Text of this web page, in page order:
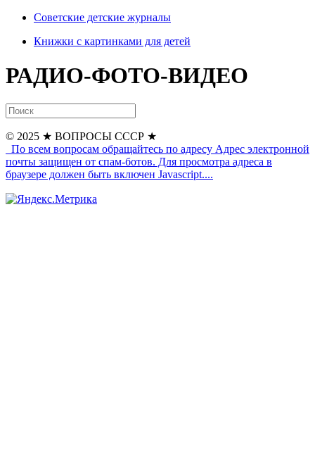
Советские детские журналы
Книжки с картинками для детей
РАДИО-ФОТО-ВИДЕО
© 2025 ★ ВОПРОСЫ СССР ★
По всем вопросам обращайтесь по адресу Адрес электронной
почты защищен от спам-ботов. Для просмотра адреса в
браузере должен быть включен Javascript....